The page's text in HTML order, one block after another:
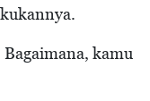
kamu